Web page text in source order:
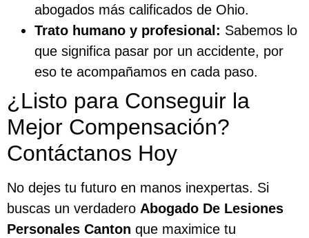
abogados más calificados de Ohio.
Trato humano y profesional: Sabemos lo
que significa pasar por un accidente, por
eso te acompañamos en cada paso.
¿Listo para Conseguir la
Mejor Compensación?
Contáctanos Hoy
No dejes tu futuro en manos inexpertas. Si
buscas un verdadero Abogado De Lesiones
Personales Canton que maximice tu